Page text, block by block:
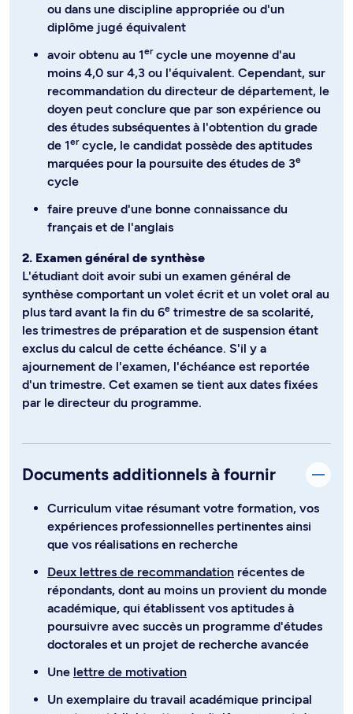
ou dans une discipline appropriée ou d'un
diplôme jugé équivalent
avoir obtenu au 1ercycle une moyenne d'au
moins 4,0 sur 4,3 ou l'équivalent. Cependant, sur
recommandation du directeur de département, le
doyen peut conclure que par son expérience ou
des études subséquentes à l'obtention du grade
de 1ercycle, le candidat possède des aptitudes
marquées pour la poursuite des études de 3e
cycle
faire preuve d'une bonne connaissance du
français et de l'anglais
2. Examen général de synthèse
L'étudiant doit avoir subi un examen général de
synthèse comportant un volet écrit et un volet oral au
plus tard avant la fin du 6e trimestre de sa scolarité,
les trimestres de préparation et de suspension étant
exclus du calcul de cette échéance. S'il y a
ajournement de l'examen, l'échéance est reportée
d'un trimestre. Cet examen se tient aux dates fixées
par le directeur du programme.
Documents additionnels à fournir
Curriculum vitae résumant votre formation, vos
expériences professionnelles pertinentes ainsi
que vos réalisations en recherche
Deux lettres de recommandation récentes de
répondants, dont au moins un provient du monde
académique, qui établissent vos aptitudes à
poursuivre avec succès un programme d'études
doctorales et un projet de recherche avancée
Une lettre de motivation
Un exemplaire du travail académique principal